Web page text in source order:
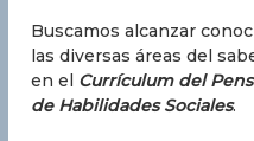
n
t
í
Buscamos alcanzar
las diversas áreas del
en el Currículum del
de Habilidades Sociales.